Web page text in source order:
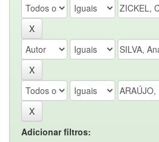
Adicionar filtros: